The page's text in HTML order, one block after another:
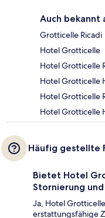
Auch bekannt
Grotticelle Ricadi
Hotel Grotticelle
Hotel Grotticelle
Hotel Grotticelle
Hotel Grotticelle
Hotel Grotticelle
Häufig gestellte
Bietet Hotel
Stornierung
Ja, Hotel
erstattungsfähige